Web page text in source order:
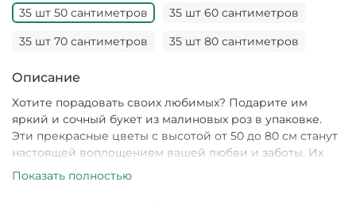
35 шт 50 сантиметров 35 шт 60 сантиметров
35 шт 70 сантиметров 35 шт 80 сантиметров
Описание
Хотите порадовать своих любимых? Подарите им
яркий и сочный букет из малиновых роз в упаковке.
Эти прекрасные цветы с высотой от 50 до 80 см станут
настоящей воплощением вашей любви и заботы. Их
яркий малиновый цвет создаст атмосферу тепла и
Показать полностью